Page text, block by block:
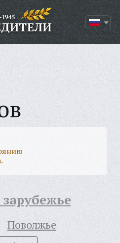
зарубежье
Поволжье